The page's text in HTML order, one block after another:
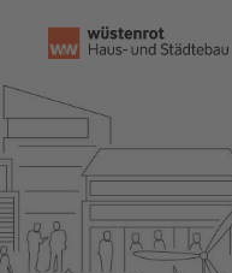
Inhalt
springen